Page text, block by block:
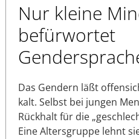
Nur kleine
befürwortet
Das Gendern läßt
kalt. Selbst bei jungen
Rückhalt für die
Eine Altersgruppe lehnt